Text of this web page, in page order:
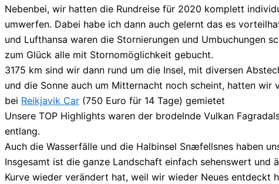
Nebenbei, wir hatten die Rundreise für 2020 komplett
umwerfen. Dabei habe ich dann auch gelernt das es
und Lufthansa waren die Stornierungen und Umbuchungen
zum Glück alle mit Stornomöglichkeit gebucht.
3175 km sind wir dann rund um die Insel, mit diversen
und die Sonne auch um Mitternacht noch scheint, hatten wir
bei Reikjavik Car (750 Euro für 14 Tage) gemietet
Unsere TOP Highlights waren der brodelnde Vulkan
entlang.
Auch die Wasserfälle und die Halbinsel Snæfellsnes haben
Insgesamt ist die ganze Landschaft einfach sehenswert
Kurve wieder verändert hat, weil wir wieder Neues